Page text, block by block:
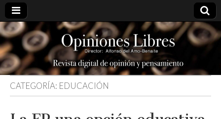
opinioneslibres
CATEGORÍA: EDUCACIÓN